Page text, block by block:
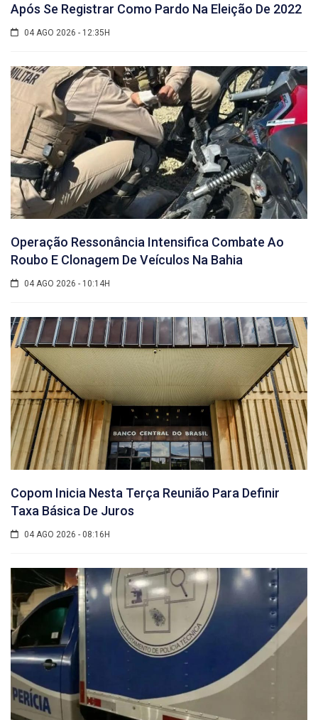
Após Se Registrar Como Pardo Na Eleição De 2022
04 AGO 2026 - 12:35H
Operação Ressonância Intensifica Combate Ao
Roubo E Clonagem De Veículos Na Bahia
04 AGO 2026 - 10:14H
Copom Inicia Nesta Terça Reunião Para Definir
Taxa Básica De Juros
04 AGO 2026 - 08:16H